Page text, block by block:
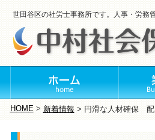
世田谷区の社労士事務所です。人事・労務
HOME> 新着情報 > 円滑な人材確保